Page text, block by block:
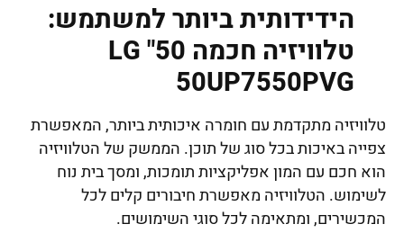
הידידותית ביותר למשתמש:
טלוויזיה חכמה 50" LG
50UP7550PVG
טלוויזיה מתקדמת עם חומרה איכותית ביותר, המאפשרת
צפייה באיכות בכל סוג של תוכן. הממשק של הטלוויזיה
הוא חכם עם המון אפליקציות תומכות, ומסך בית נוח
לשימוש. הטלוויזיה מאפשרת חיבורים קלים לכל
המכשירים, ומתאימה לכל סוגי השימושים.